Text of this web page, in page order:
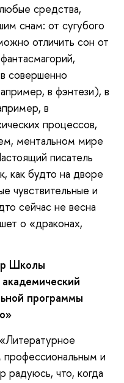
средства,
снам: от сугубого
отличить сон от
совершенно
в фэнтези), в
в
процессов,
ментальном мире
писатель
как будто на дворе
чувствительные и
сейчас не весна
о «драконах,
Школы
программы
и
радуюсь, что, когда